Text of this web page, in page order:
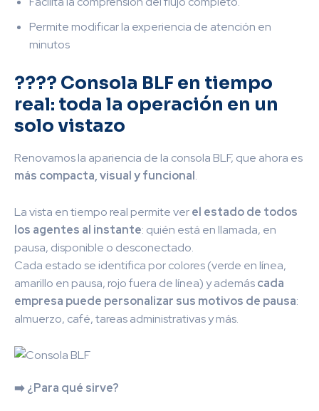
Permite modificar la experiencia de atención en
minutos
???? Consola BLF en tiempo
real: toda la operación en un
solo vistazo
Renovamos la apariencia de la consola BLF, que ahora es
más compacta, visual y funcional.
La vista en tiempo real permite verel estado de todos
los agentes al instante: quién está en llamada, en
pausa, disponible o desconectado.
Cada estado se identifica por colores (verde en línea,
amarillo en pausa, rojo fuera de línea) y ademáscada
empresa puede personalizar sus motivos de pausa:
almuerzo, café, tareas administrativas y más.
➡️ ¿Para qué sirve?